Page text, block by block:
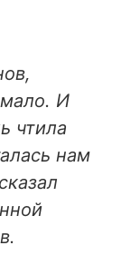
мало. И
чтила
нам